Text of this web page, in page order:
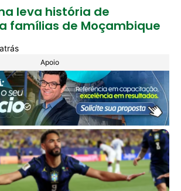
leva história de
famílias de Moçambique
Apoio